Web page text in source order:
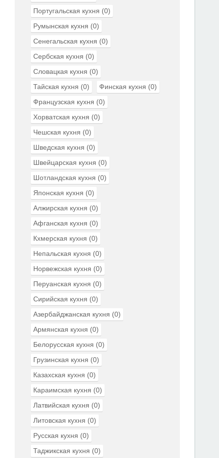
Португальская кухня (0)
Румынская кухня (0)
Сенегальская кухня (0)
Сербская кухня (0)
Словацкая кухня (0)
Тайская кухня (0) Финская кухня (0)
Французская кухня (0)
Хорватская кухня (0)
Чешская кухня (0)
Шведская кухня (0)
Швейцарская кухня (0)
Шотландская кухня (0)
Японская кухня (0)
Алжирская кухня (0)
Афганская кухня (0)
Кхмерская кухня (0)
Непальская кухня (0)
Норвежская кухня (0)
Перуанская кухня (0)
Сирийская кухня (0)
Азербайджанская кухня (0)
Армянская кухня (0)
Белорусская кухня (0)
Грузинская кухня (0)
Казахская кухня (0)
Караимская кухня (0)
Латвийская кухня (0)
Литовская кухня (0)
Русская кухня (0)
Таджикская кухня (0)